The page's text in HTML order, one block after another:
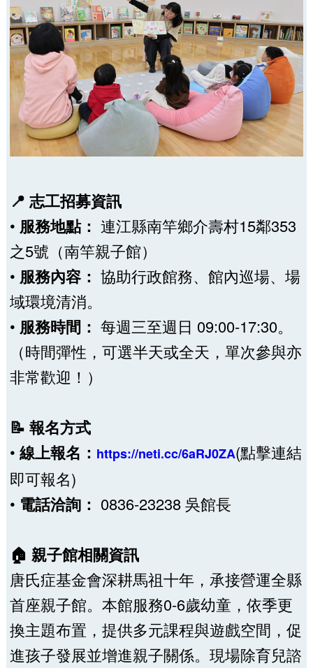
📍 志工招募資訊
• 服務地點： 連江縣南竿鄉介壽村15鄰353
之5號（南竿親子館）
• 服務內容： 協助行政館務、館內巡場、場
域環境清消。
• 服務時間： 每週三至週日 09:00-17:30。
（時間彈性，可選半天或全天，單次參與亦
非常歡迎！）
📝 報名方式
• 線上報名： https://neti.cc/6aRJ0ZA(點擊連結
即可報名)
• 電話洽詢： 0836-23238 吳館長
🏠 親子館相關資訊
唐氏症基金會深耕馬祖十年，承接營運全縣
首座親子館。本館服務0-6歲幼童，依季更
換主題布置，提供多元課程與遊戲空間，促
進孩子發展並增進親子關係。現場除育兒諮